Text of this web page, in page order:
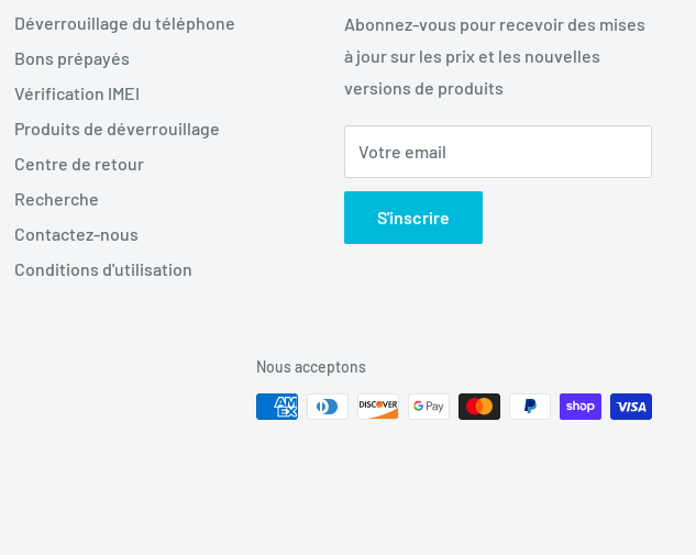
Déverrouillage du téléphone
Bons prépayés
Vérification IMEI
Produits de déverrouillage
Centre de retour
Recherche
Contactez-nous
Conditions d'utilisation
Abonnez-vous pour recevoir des mises
à jour sur les prix et les nouvelles
versions de produits
Votre email
S'inscrire
Nous acceptons